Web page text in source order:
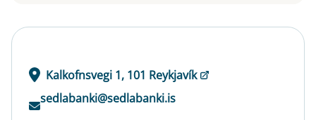
Kalkofnsvegi 1, 101 Reykjavík
sedlabanki@sedlabanki.is